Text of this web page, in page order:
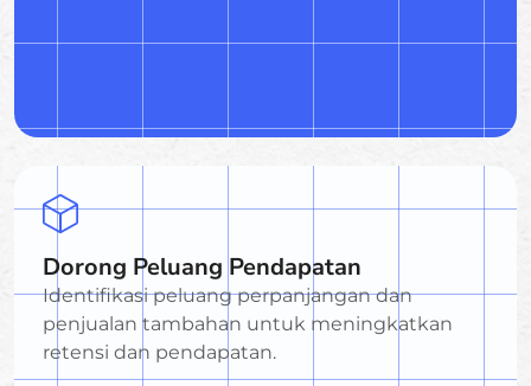
Dorong Peluang Pendapatan
Identifikasi peluang perpanjangan dan
penjualan tambahan untuk meningkatkan
retensi dan pendapatan.